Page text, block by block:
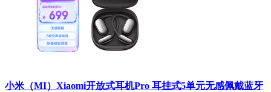
小米（MI）Xiaomi开放式耳机Pro 耳挂式5单元无感佩戴蓝牙